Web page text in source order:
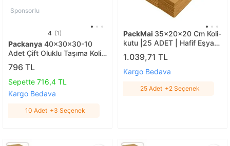
Sponsorlu
4 (1)
Packanya 40x30x30-10
Adet Çift Oluklu Taşıma Kolisi
10 Adet
796 TL
Sepette 716,4 TL
Kargo Bedava
10 Adet +3 Seçenek
PackMai 35x20x20 Cm Koli-
kutu |25 ADET | Hafif Eşya
Kolisi Tek Oluklu 3mm Karton
Kutu 25 Adet
1.039,71 TL
Kargo Bedava
25 Adet +2 Seçenek